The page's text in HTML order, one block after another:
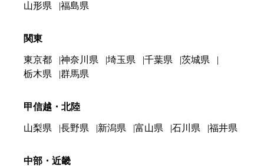
山形県
福島県
関東
東京都 神奈川県 埼玉県 千葉県
茨城県
栃木県
群馬県
甲信越・北陸
山梨県 長野県 新潟県 富山県 石川県 福井県
中部・近畿